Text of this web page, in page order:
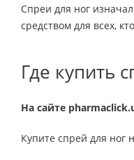
Спреи для ног
средством для всех,
Где купить
На сайте
Купите спрей для ног